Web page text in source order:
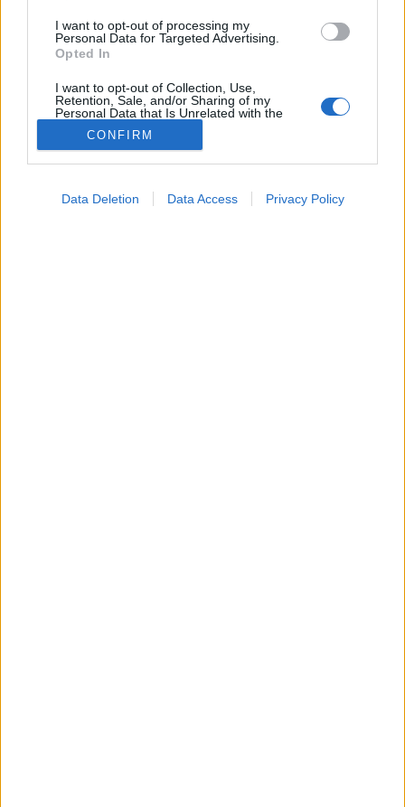
I want to opt-out of processing my
Personal Data for Targeted Advertising.
Opted In
I want to opt-out of Collection, Use,
Retention, Sale, and/or Sharing of my
Personal Data that Is Unrelated with the
Purposes for which it was collected.
Opted Out
CONFIRM
Data Deletion Data Access Privacy Policy
Dietetika
2022. május 17. 20:04